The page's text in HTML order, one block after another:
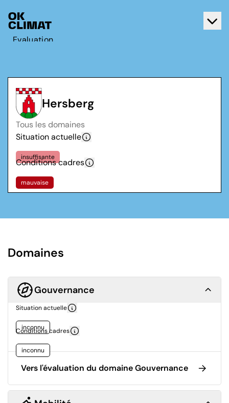
Evaluation
Contact
Français
Deutsch
Hersberg
Tous les domaines
Situation actuelle
insuffisante
Conditions cadres
mauvaise
Domaines
Gouvernance
Situation actuelle
inconnu
Conditions cadres
inconnu
Vers l'évaluation du domaine Gouvernance